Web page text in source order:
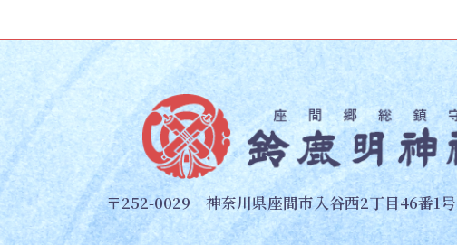
〒252-0029 神奈川県座間市入谷西2丁目46番1号